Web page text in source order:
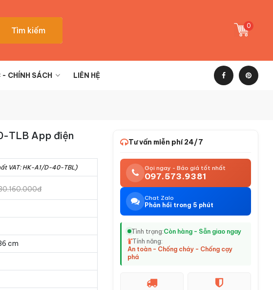
0
Tìm kiếm
- CHÍNH SÁCH LIÊN HỆ
TLB App điện
VAT: HK-A1/D-40-TBL)
cm
Tư vấn miễn phí 24/7
Gọi ngay - Báo giá tốt nhất
097.573.9381
Chat Zalo
Phản hồi trong 5 phút
Tình trạng:Còn hàng - Sẵn giao ngay
Tính năng:
An toàn - Chống cháy - Chống cạy
phá